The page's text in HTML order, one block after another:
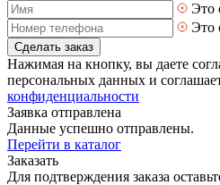
Это
Это
Сделать заказ
Нажимая на кнопку, вы даете
персональных данных и
конфиденциальности
Заявка отправлена
Данные успешно отправлены.
Перейти в каталог
Заказать
Для подтверждения заказа